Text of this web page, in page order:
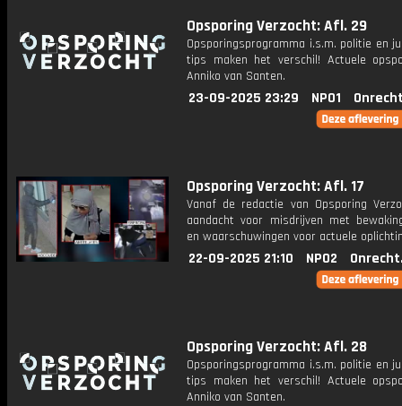
Opsporing Verzocht: Afl. 29
Opsporingsprogramma i.s.m. politie en
tips maken het verschil! Actuele
Anniko van Santen.
23-09-2025 23:29 NPO1
Opsporing Verzocht: Afl. 17
Vanaf de redactie van Opsporing
aandacht voor misdrijven met
en waarschuwingen voor actuele
22-09-2025 21:10 NPO2
Opsporing Verzocht: Afl. 28
Opsporingsprogramma i.s.m. politie en
tips maken het verschil! Actuele
Anniko van Santen.